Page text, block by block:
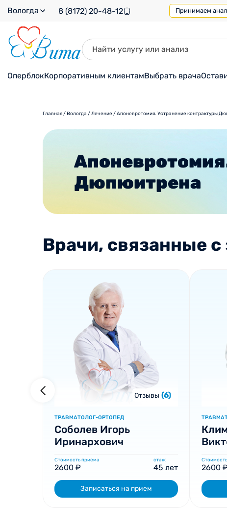
Вологда 8 (8172) 20-48-12 Принимаем
ОперблокКорпоративным клиентамВыбрать врача
Главная/Вологда /Лечение /Апоневротомия. Устранение контрактуры
Дюпюитрена
Врачи, связанные с
Отзывы (6)
ТРАВМАТОЛОГ-ОРТОПЕД
Соболев Игорь
Иринархович
Стоимость приема
2600 ₽
стаж
45 лет
Записаться на прием
2600